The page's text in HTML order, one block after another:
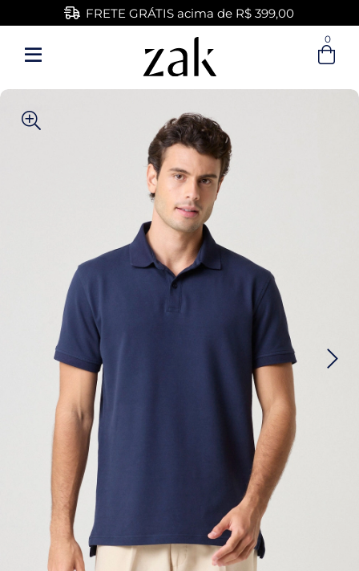
Entre com email ou cpf/cnpj
Criar nova conta
FRETE GRÁTIS acima de R$ 399,00
0